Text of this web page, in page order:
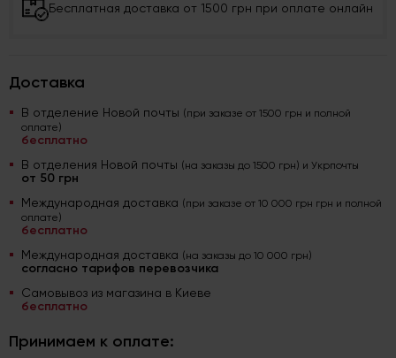
Бесплатная доставка от 1500 грн при оплате онлайн
Доставка
В отделение Новой почты (при заказе от 1500 грн и полной
оплате)
бесплатно
В отделения Новой почты (на заказы до 1500 грн) и Укрпочты
от 50 грн
Международная доставка (при заказе от 10 000 грн грн и полной
оплате)
бесплатно
Международная доставка (на заказы до 10 000 грн)
согласно тарифов перевозчика
Самовывоз из магазина в Киеве
бесплатно
Принимаем к оплате: